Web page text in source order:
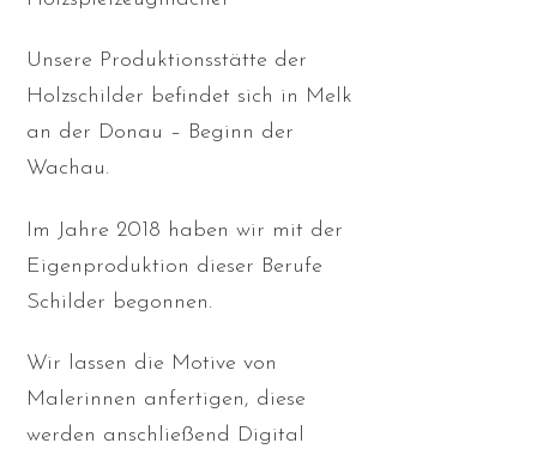
Unsere Produktionsstätte der
Holzschilder befindet sich in Melk
an der Donau – Beginn der
Wachau.
Im Jahre 2018 haben wir mit der
Eigenproduktion dieser Berufe
Schilder begonnen.
Wir lassen die Motive von
Malerinnen anfertigen, diese
werden anschließend Digital